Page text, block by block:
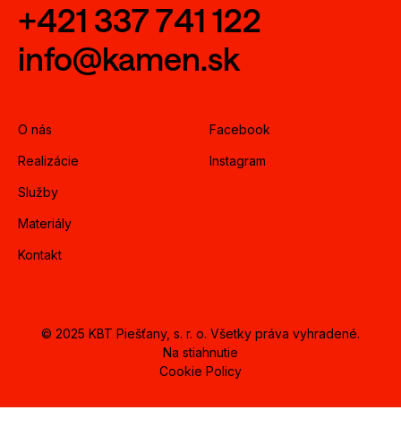
+421 337 741 122
info@kamen.sk
O nás
Realizácie
Služby
Materiály
Kontakt
Facebook
Instagram
© 2025 KBT Piešťany, s. r. o. Všetky práva vyhradené.
Na stiahnutie
Cookie Policy